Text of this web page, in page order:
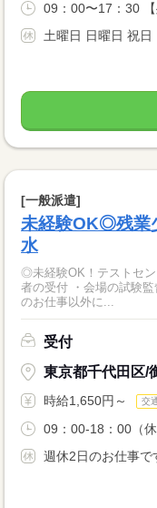
09：00〜17：30
土曜日 日曜日 祝日
[一般派遣]
未経験OK◎残業
水
◎未経験OK！テストセンター
者の受付 ・会場の試験監督 ＊ほぼ1日立ち仕事になります ▼
のお仕事以外に...
受付
東京都千代田区/
時給1,650円～ 交
09：00-18：00（
週休2日のお仕事で